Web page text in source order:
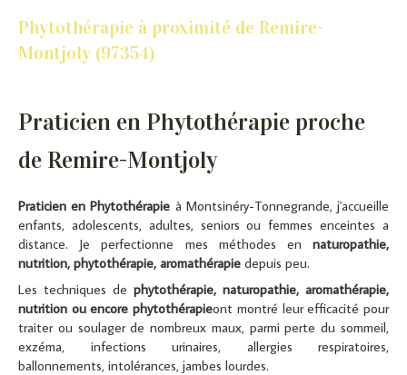
Phytothérapie à proximité de Remire-
Montjoly (97354)
Praticien en Phytothérapie proche
de Remire-Montjoly
Praticien en Phytothérapie à Montsinéry-Tonnegrande, j'accueille
enfants, adolescents, adultes, seniors ou femmes enceintes a
distance. Je perfectionne mes méthodes en naturopathie,
nutrition, phytothérapie, aromathérapie depuis peu.
Les techniques de phytothérapie, naturopathie, aromathérapie,
nutrition ou encore phytothérapieont montré leur efficacité pour
traiter ou soulager de nombreux maux, parmi perte du sommeil,
exzéma, infections urinaires, allergies respiratoires,
ballonnements, intolérances, jambes lourdes.